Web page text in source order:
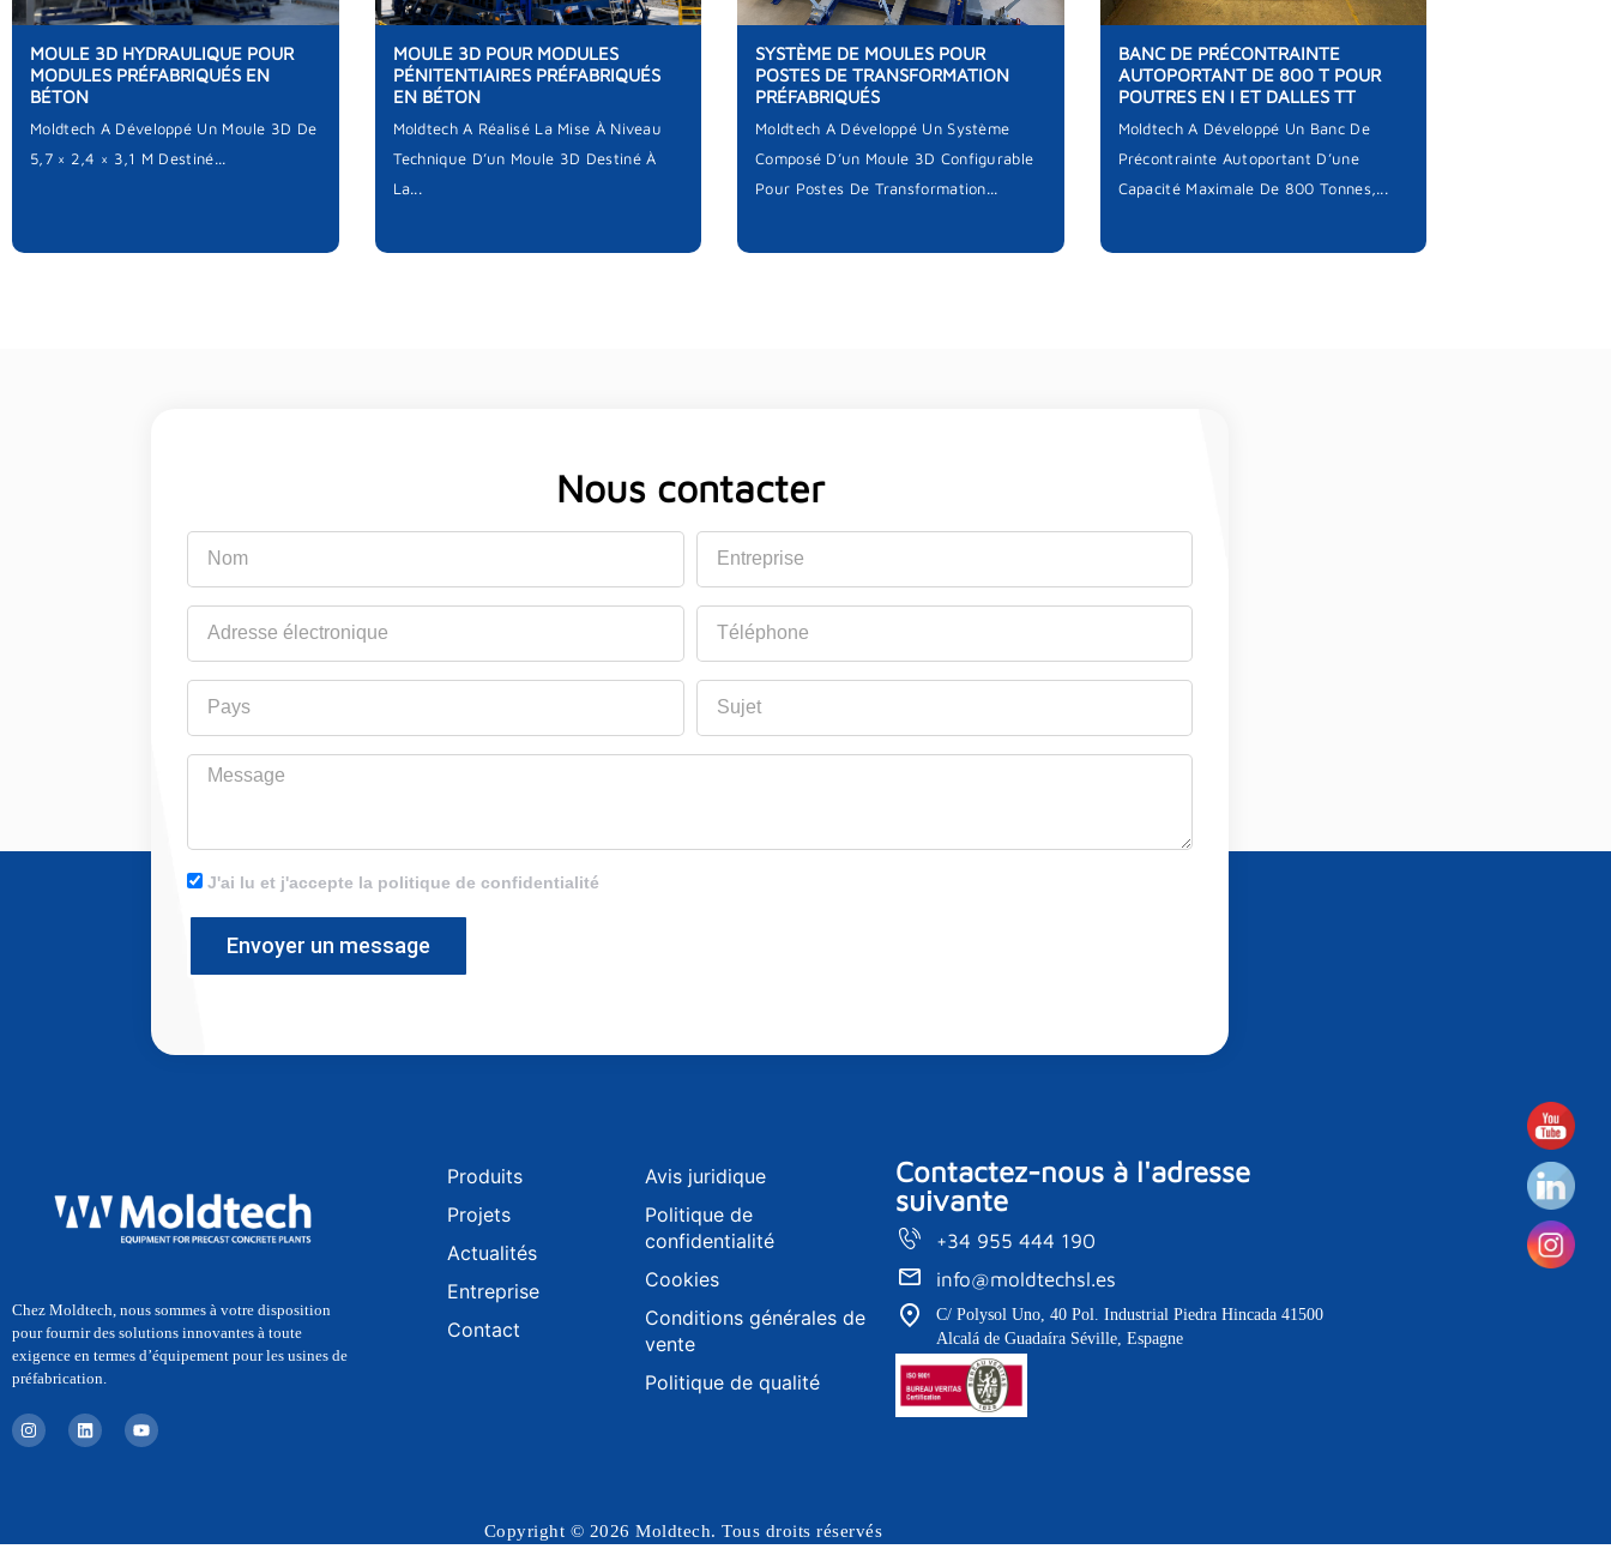
MOULE 3D HYDRAULIQUE POUR
MODULES PRÉFABRIQUÉS EN
BÉTON
Moldtech A Développé Un Moule 3D De
5,7 × 2,4 × 3,1 M Destiné...
MOULE 3D POUR MODULES
PÉNITENTIAIRES PRÉFABRIQUÉS
EN BÉTON
Moldtech A Réalisé La Mise À Niveau
Technique D’un Moule 3D Destiné À
La...
SYSTÈME DE MOULES POUR
POSTES DE TRANSFORMATION
PRÉFABRIQUÉS
Moldtech A Développé Un Système
Composé D’un Moule 3D Configurable
Pour Postes De Transformation...
BANC DE PRÉCONTRAINTE
AUTOPORTANT DE 800 T POUR
POUTRES EN I ET DALLES TT
Moldtech A Développé Un Banc De
Précontrainte Autoportant D’une
Capacité Maximale De 800 Tonnes,...
Nous contacter
électronique
Message
J'ai lu et j'accepte la politique de confidentialité
Envoyer un message
Chez Moldtech, nous sommes à votre disposition
pour fournir des solutions innovantes à toute
exigence en termes d’équipement pour les usines de
préfabrication.
I
n
s
L
i
n
Y
o
u
Produits
Projets
Actualités
Entreprise
Contact
Avis juridique
Politique de
confidentialité
Cookies
Conditions générales de
vente
Politique de qualité
Contactez-nous à l'adresse
suivante
+34 955 444 190
info@moldtechsl.es
C/ Polysol Uno, 40 Pol. Industrial Piedra Hincada 41500
Alcalá de Guadaíra Séville, Espagne
Copyright © 2026 Moldtech. Tous droits réservés